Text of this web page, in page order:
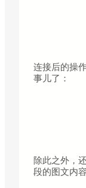
连接后的操
事儿了：
除此之外，
段的图文内